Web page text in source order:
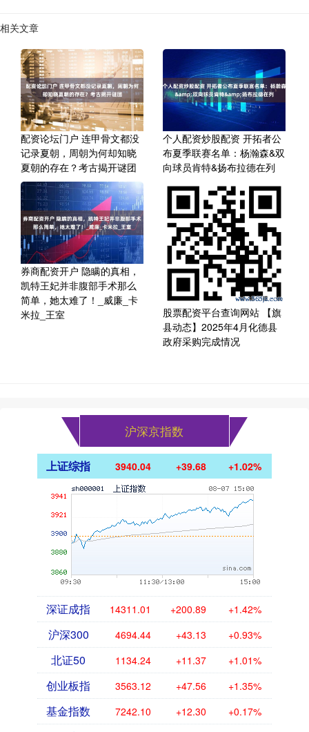
相关文章
配资论坛门户 连甲骨文都没
记录夏朝，周朝为何却知晓
夏朝的存在？考古揭开谜团
个人配资炒股配资 开拓者公
布夏季联赛名单：杨瀚森&双
向球员肯特&扬布拉德在列
券商配资开户 隐瞒的真相，
凯特王妃并非腹部手术那么
简单，她太难了！_威廉_卡
米拉_王室
股票配资平台查询网站 【旗
县动态】2025年4月化德县
政府采购完成情况
沪深京指数
上证综指 3940.04 +39.68 +1.02%
深证成指 14311.01 +200.89 +1.42%
沪深300 4694.44 +43.13 +0.93%
北证50 1134.24 +11.37 +1.01%
创业板指 3563.12 +47.56 +1.35%
基金指数 7242.10 +12.30 +0.17%